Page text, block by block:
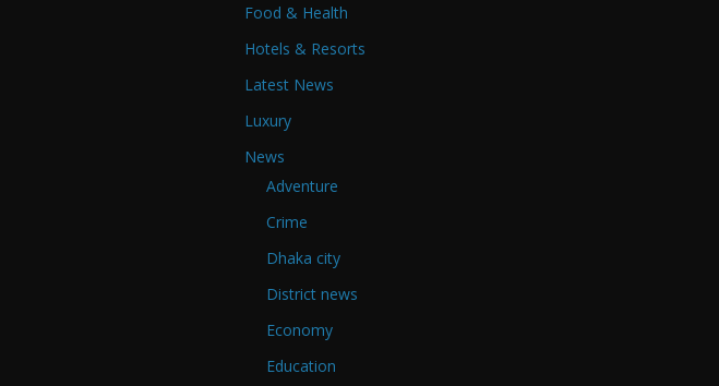
Food & Health
Hotels & Resorts
Latest News
Luxury
News
Adventure
Crime
Dhaka city
District news
Economy
Education